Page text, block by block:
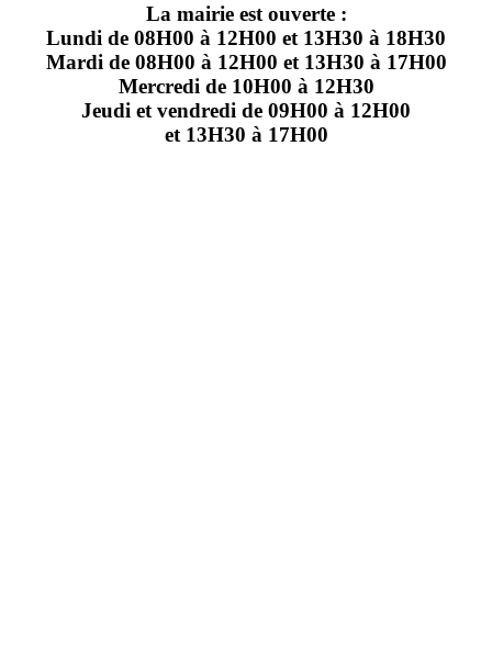
La mairie est ouverte :
Lundi de 08H00 à 12H00 et 13H30 à 18H30
Mardi de 08H00 à 12H00 et 13H30 à 17H00
Mercredi de 10H00 à 12H30
Jeudi et vendredi de 09H00 à 12H00
et 13H30 à 17H00